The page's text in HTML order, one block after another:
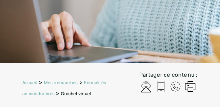
Partager ce contenu :
Accueil>Mes démarches >Formalités
administratives>Guichet virtuel